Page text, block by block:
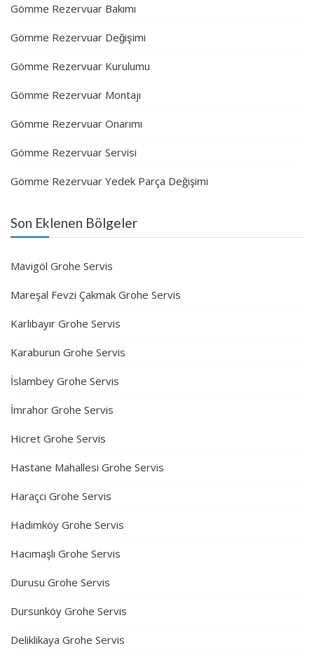
Gömme Rezervuar Bakımı
Gömme Rezervuar Değişimi
Gömme Rezervuar Kurulumu
Gömme Rezervuar Montajı
Gömme Rezervuar Onarımı
Gömme Rezervuar Servisi
Gömme Rezervuar Yedek Parça Değişimi
Son Eklenen Bölgeler
Mavigöl Grohe Servis
Mareşal Fevzi Çakmak Grohe Servis
Karlıbayır Grohe Servis
Karaburun Grohe Servis
İslambey Grohe Servis
İmrahor Grohe Servis
Hicret Grohe Servis
Hastane Mahallesi Grohe Servis
Haraçcı Grohe Servis
Hadımköy Grohe Servis
Hacımaşlı Grohe Servis
Durusu Grohe Servis
Dursunköy Grohe Servis
Deliklikaya Grohe Servis